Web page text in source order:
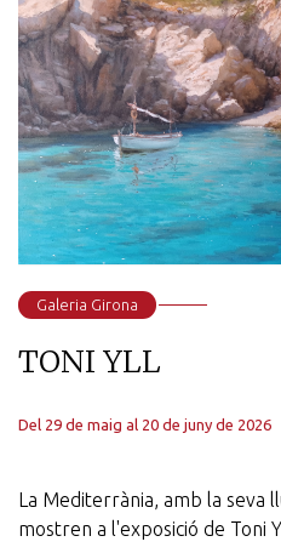
Galeria Girona
TONI YLL
Del 29 de maig al 20 de juny de 2026
La Mediterrània, amb la seva
mostren a l'exposició de Toni